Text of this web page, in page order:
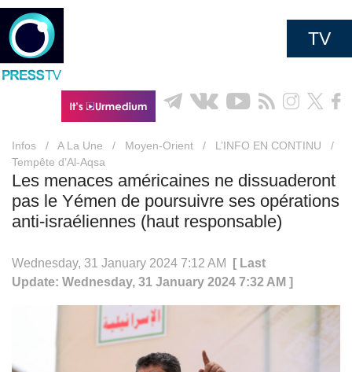
TV
Infos / A La Une / Moyen-Orient / L’INFO EN CONTINU
/
Tempête d’Al-Aqsa
Les menaces américaines ne dissuaderont
pas le Yémen de poursuivre ses opérations
anti-israéliennes (haut responsable)
Wednesday, 31 January 2024 7:12 AM
[ Last
Update: Wednesday, 31 January 2024 7:32 AM ]